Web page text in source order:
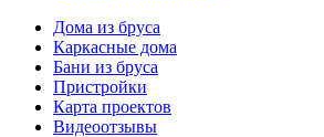
Дома из бруса
Каркасные дома
Бани из бруса
Пристройки
Карта проектов
Видеоотзывы